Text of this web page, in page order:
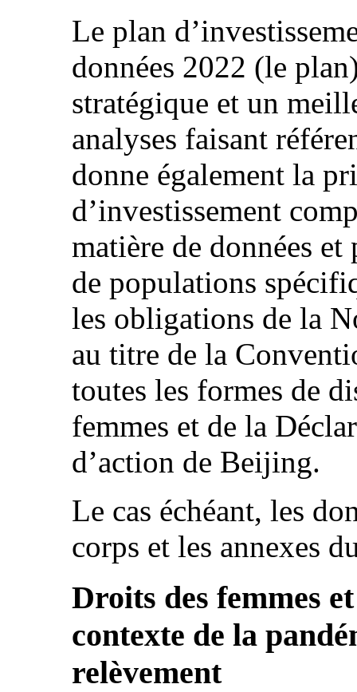
Le plan
données 2022 (le
stratégique et un
analyses faisant
donne également la
d’investissement
matière de données
de populations
les obligations de la
au titre de la
toutes les formes de
femmes et de la
d’action de Beijing.
Le cas échéant, les
corps et les annexes
Droits des femmes
contexte de la
relèvement